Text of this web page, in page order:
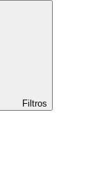
Filtros